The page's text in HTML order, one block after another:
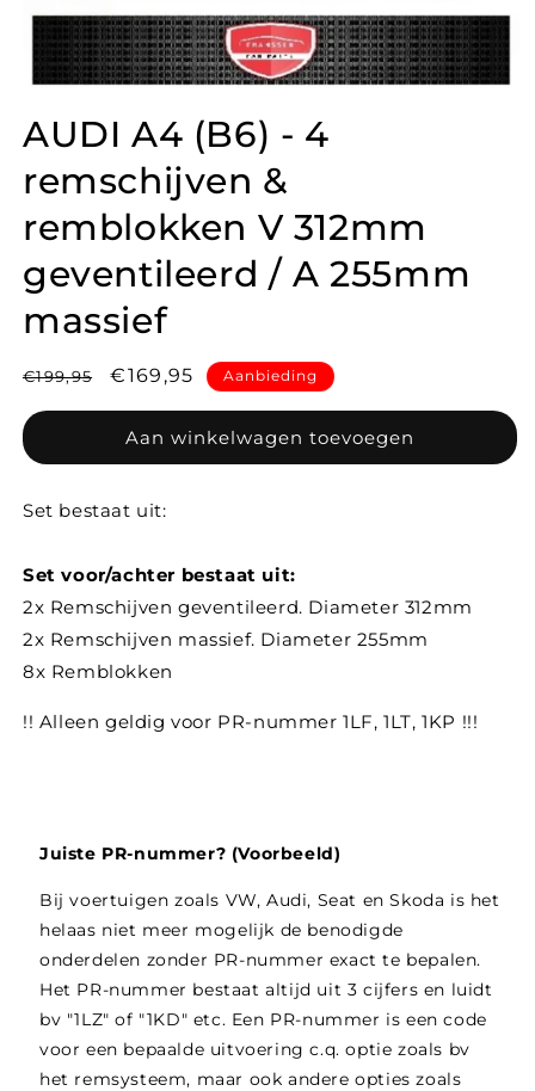
AUDI A4 (B6) - 4
remschijven &
remblokken V 312mm
geventileerd / A 255mm
massief
Normale
€199,95 Aanbiedingsprijs
€169,95 Aanbieding
Aan winkelwagen toevoegen
Set bestaat uit:
Set voor/achter bestaat uit:
2x Remschijven geventileerd. Diameter 312mm
2x Remschijven massief. Diameter 255mm
8x Remblokken
!! Alleen geldig voor PR-nummer 1LF, 1LT, 1KP !!!
Juiste PR-nummer? (Voorbeeld)
Bij voertuigen zoals VW, Audi, Seat en Skoda is het
helaas niet meer mogelijk de benodigde
onderdelen zonder PR-nummer exact te bepalen.
Het PR-nummer bestaat altijd uit 3 cijfers en luidt
bv "1LZ" of "1KD" etc. Een PR-nummer is een code
voor een bepaalde uitvoering c.q. optie zoals bv
het remsysteem, maar ook andere opties zoals